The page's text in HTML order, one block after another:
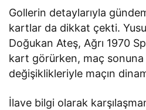
Gollerin detaylarıyla
kartlar da dikkat çekti.
Doğukan Ateş, Ağrı 1970
kart görürken, maç
değişiklikleriyle maçın
İlave bilgi olarak